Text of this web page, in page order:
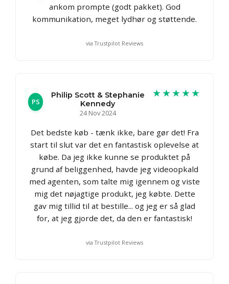
ankom prompte (godt pakket). God
kommunikation, meget lydhør og støttende.
via Trustpilot Reviews
PS
Philip Scott & Stephanie
Kennedy
24 Nov 2024
★★★★★
Det bedste køb - tænk ikke, bare gør det! Fra
start til slut var det en fantastisk oplevelse at
købe. Da jeg ikke kunne se produktet på
grund af beliggenhed, havde jeg videoopkald
med agenten, som talte mig igennem og viste
mig det nøjagtige produkt, jeg købte. Dette
gav mig tillid til at bestille... og jeg er så glad
for, at jeg gjorde det, da den er fantastisk!
via Trustpilot Reviews